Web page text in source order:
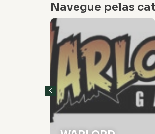
Navegue pelas